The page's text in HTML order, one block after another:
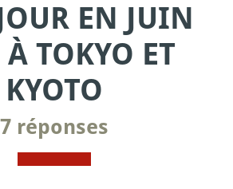
EN JUIN
TOKYO ET
KYOTO
7 réponses